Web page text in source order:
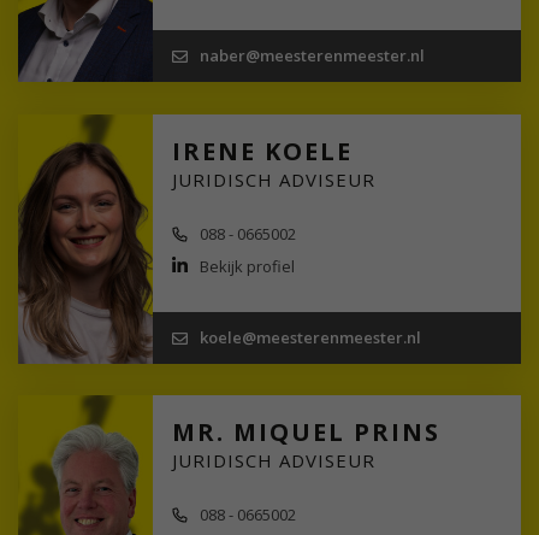
naber@meesterenmeester.nl
IRENE KOELE
JURIDISCH ADVISEUR
088 - 0665002
Bekijk profiel
koele@meesterenmeester.nl
MR. MIQUEL PRINS
JURIDISCH ADVISEUR
088 - 0665002